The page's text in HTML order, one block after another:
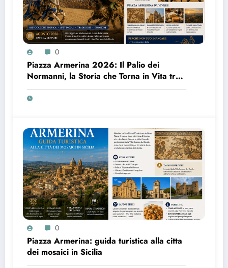
0
Piazza Armerina 2026: Il Palio dei
Normanni, la Storia che Torna in Vita tra
Cavalieri e Saraceni
0
Piazza Armerina: guida turistica alla citta
dei mosaici in Sicilia